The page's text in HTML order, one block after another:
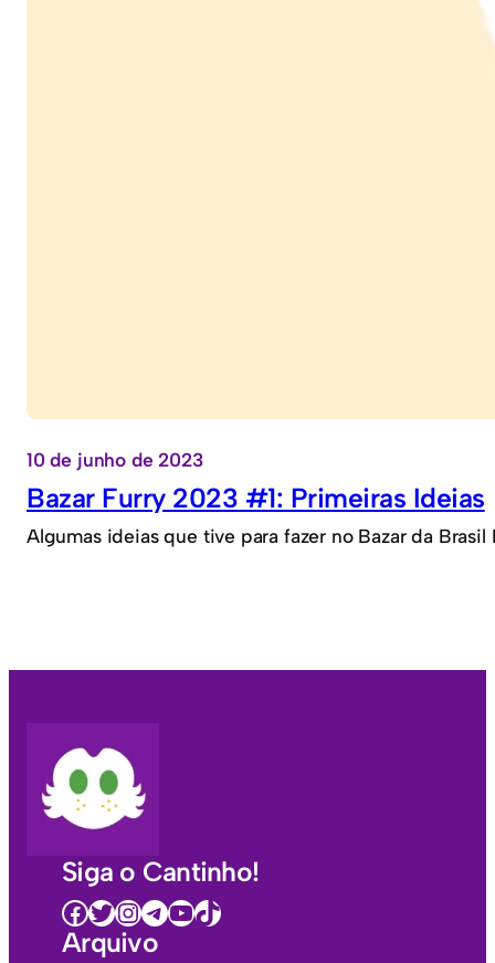
10 de junho de 2023
Bazar Furry 2023 #1: Primeiras Ideias
Algumas ideias que tive para fazer no Bazar da
Siga o Cantinho!
Facebook Twitter InstagramTelegramYoutube TikTok
Arquivo